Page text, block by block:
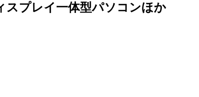
スプレイ一体型パソコンほか